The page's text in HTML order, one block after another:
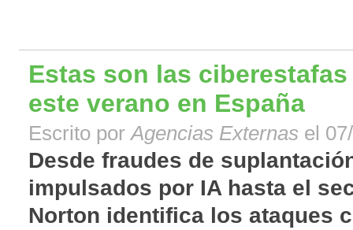
Estas son las
este verano en España
Escrito porAgencias Externas el
Desde fraudes de
impulsados por IA hasta el
Norton identifica los ataques